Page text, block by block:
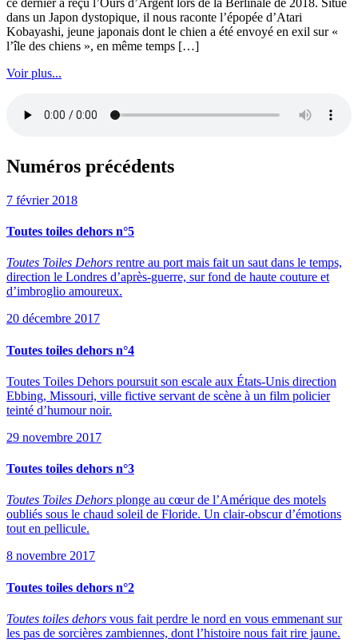
ce dernier a reçu l’Ours d’Argent lors de la Berlinale de 2018. Situé
dans un Japon dystopique, il nous raconte l’épopée d’Atari
Kobayashi, jeune japonais dont le chien a été envoyé en exil sur «
l’île des chiens », en même temps […]
Voir plus...
Numéros précédents
7 février 2018
Toutes toiles dehors n°5
Toutes Toiles Dehors rentre au port mais fait un saut dans le temps,
direction le Londres d’après-guerre, sur fond de haute couture et
d’imbroglio amoureux.
20 décembre 2017
Toutes toiles dehors n°4
Toutes Toiles Dehors poursuit son escale aux États-Unis direction
Ebbing, Missouri, ville fictive servant de scène à un film policier
teinté d’humour noir.
29 novembre 2017
Toutes toiles dehors n°3
Toutes Toiles Dehors plonge au cœur de l’Amérique des motels
oubliés sous le chaud soleil de Floride. Un clair-obscur d’émotions
tout en pellicule.
8 novembre 2017
Toutes toiles dehors n°2
Toutes toiles dehors vous fait perdre le nord en vous emmenant sur
les pas de sorcières zambiennes, dont l’histoire nous fait rire jaune.